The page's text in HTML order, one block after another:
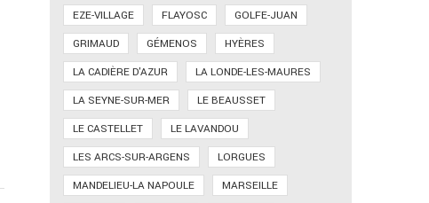
EZE-VILLAGE
FLAYOSC
GOLFE-JUAN
GRIMAUD
GÉMENOS
HYÈRES
LA CADIÈRE D'AZUR
LA LONDE-LES-MAURES
LA SEYNE-SUR-MER
LE BEAUSSET
LE CASTELLET
LE LAVANDOU
LES ARCS-SUR-ARGENS
LORGUES
MANDELIEU-LA NAPOULE
MARSEILLE